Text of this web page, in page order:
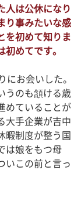
人は公休になり
り事みたいな感
を初めて知りま
めてです。
お会いした。
うのも頷ける歳
めていることが
大手企業が吉中
暇制度が整う国
は娘をもつ母
いこの前と言っ